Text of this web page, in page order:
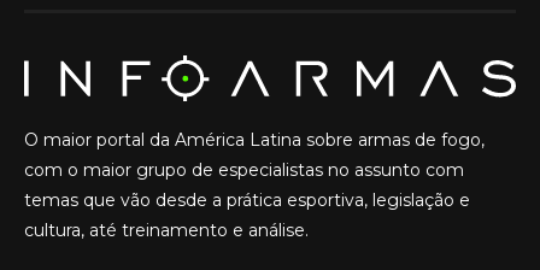
O maior portal da América Latina sobre armas de fogo,
com o maior grupo de especialistas no assunto com
temas que vão desde a prática esportiva, legislação e
cultura, até treinamento e análise.